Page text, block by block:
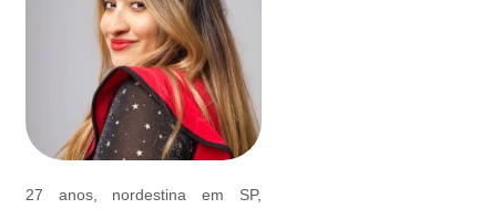
27 anos, nordestina em SP,